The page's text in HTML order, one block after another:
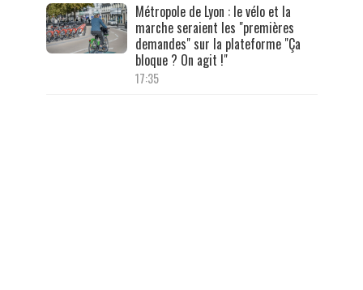
Métropole de Lyon : le vélo et la
marche seraient les "premières
demandes" sur la plateforme "Ça
bloque ? On agit !"
17:35